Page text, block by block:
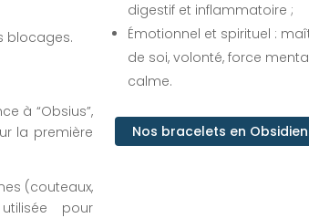
blocages.
à “Obsius”,
la première
(couteaux,
pour
digestif et inflammatoire ;
Émotionnel et spirituel :
de soi, volonté, force
calme.
Nos bracelets en